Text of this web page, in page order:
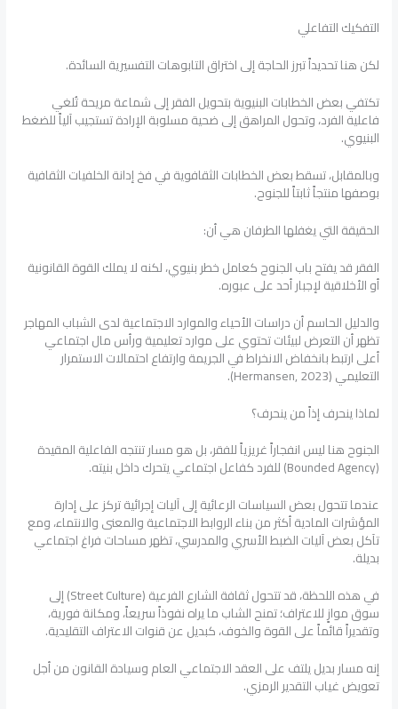
التفكيك التفاعلي
لكن هنا تحديداً تبرز الحاجة إلى اختراق التابوهات التفسيرية السائدة.
تكتفي بعض الخطابات البنيوية بتحويل الفقر إلى شماعة مريحة تُلغي
فاعلية الفرد، وتحول المراهق إلى ضحية مسلوبة الإرادة تستجيب آلياً للضغط
البنيوي.
وبالمقابل، تسقط بعض الخطابات الثقافوية في فخ إدانة الخلفيات الثقافية
بوصفها منتجاً ثابتاً للجنوح.
الحقيقة التي يغفلها الطرفان هي أن:
الفقر قد يفتح باب الجنوح كعامل خطر بنيوي، لكنه لا يملك القوة القانونية
أو الأخلاقية لإجبار أحد على عبوره.
والدليل الحاسم أن دراسات الأحياء والموارد الاجتماعية لدى الشباب المهاجر
تظهر أن التعرض لبيئات تحتوي على موارد تعليمية ورأس مال اجتماعي
أعلى ارتبط بانخفاض الانخراط في الجريمة وارتفاع احتمالات الاستمرار
التعليمي (Hermansen, 2023).
لماذا ينحرف إذاً من ينحرف؟
الجنوح هنا ليس انفجاراً غريزياً للفقر، بل هو مسار تنتجه الفاعلية المقيدة
(Bounded Agency) للفرد كفاعل اجتماعي يتحرك داخل بنيته.
عندما تتحول بعض السياسات الرعائية إلى آليات إجرائية تركز على إدارة
المؤشرات المادية أكثر من بناء الروابط الاجتماعية والمعنى والانتماء، ومع
تآكل بعض آليات الضبط الأسري والمدرسي، تظهر مساحات فراغ اجتماعي
بديلة.
في هذه اللحظة، قد تتحول ثقافة الشارع الفرعية (Street Culture) إلى
سوق موازٍ للاعتراف؛ تمنح الشاب ما يراه نفوذاً سريعاً، ومكانة فورية،
وتقديراً قائماً على القوة والخوف، كبديل عن قنوات الاعتراف التقليدية.
إنه مسار بديل يلتف على العقد الاجتماعي العام وسيادة القانون من أجل
تعويض غياب التقدير الرمزي.